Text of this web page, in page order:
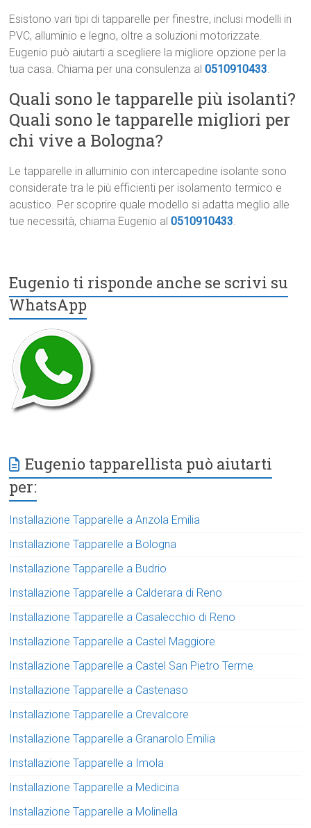
Esistono vari tipi di tapparelle per finestre, inclusi modelli in
PVC, alluminio e legno, oltre a soluzioni motorizzate.
Eugenio può aiutarti a scegliere la migliore opzione per la
tua casa. Chiama per una consulenza al0510910433.
Quali sono le tapparelle più isolanti?
Quali sono le tapparelle migliori per
chi vive a Bologna?
Le tapparelle in alluminio con intercapedine isolante sono
considerate tra le più efficienti per isolamento termico e
acustico. Per scoprire quale modello si adatta meglio alle
tue necessità, chiama Eugenio al0510910433.
Eugenio ti risponde anche se scrivi su
WhatsApp
Eugenio tapparellista può aiutarti
per:
Installazione Tapparelle a Anzola Emilia
Installazione Tapparelle a Bologna
Installazione Tapparelle a Budrio
Installazione Tapparelle a Calderara di Reno
Installazione Tapparelle a Casalecchio di Reno
Installazione Tapparelle a Castel Maggiore
Installazione Tapparelle a Castel San Pietro Terme
Installazione Tapparelle a Castenaso
Installazione Tapparelle a Crevalcore
Installazione Tapparelle a Granarolo Emilia
Installazione Tapparelle a Imola
Installazione Tapparelle a Medicina
Installazione Tapparelle a Molinella